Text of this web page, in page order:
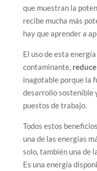
que muestran la
recibe mucha más
hay que aprender a
El uso de esta
contaminante,
inagotable porque la
desarrollo sostenible
puestos de trabajo.
Todos estos
una de las energías
solo, también una de
Es una energía